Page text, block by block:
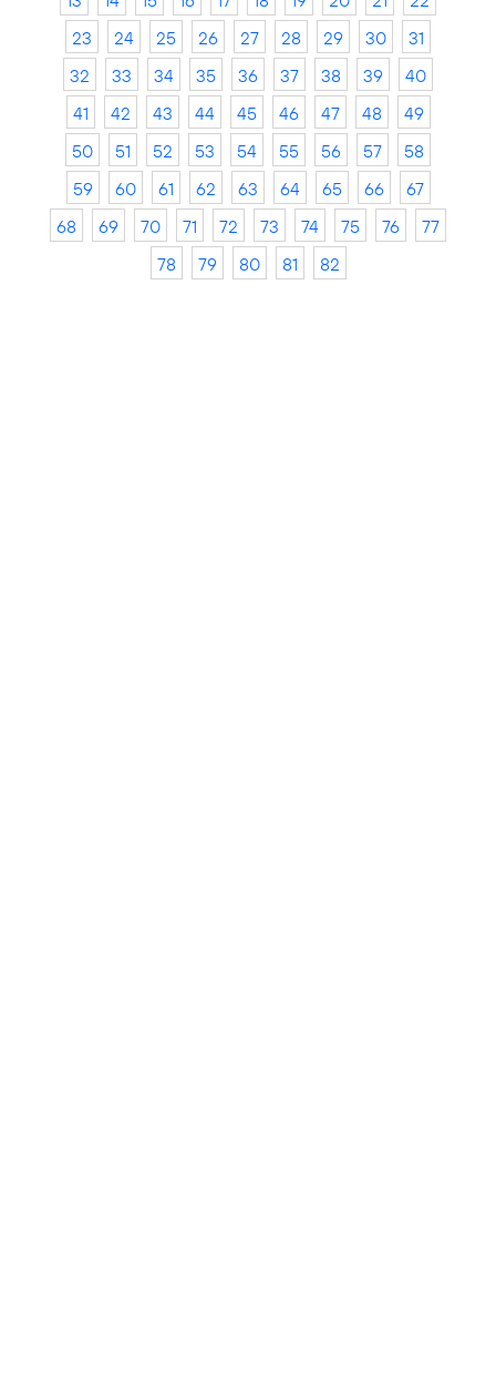
23
24 25 26 27 28 29 30
31
32
33 34 35 36 37 38 39
40
41
42 43 44 45 46 47 48
49
50
51 52 53 54 55 56 57
58
59
60 61 62 63 64 65 66
67
68
69 70 71 72 73 74 75 76
77
78
79 80 81 82